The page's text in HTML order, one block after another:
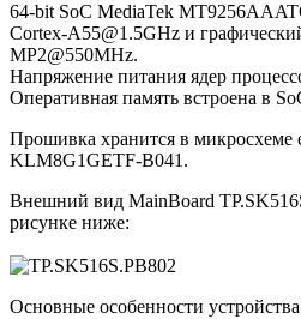
64-bit SoC MediaTek
Cortex-A55@1.5GHz и
MP2@550MHz.
Напряжение питания ядер
Оперативная память встроена в
Прошивка хранится в
KLM8G1GETF-B041.
Внешний вид MainBoard
рисунке ниже:
Основные особенности